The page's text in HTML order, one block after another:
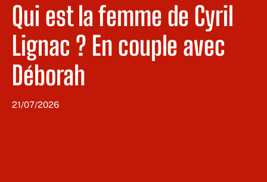
Qui est la femme de Cyril
Lignac ? En couple avec
Déborah
21/07/2026